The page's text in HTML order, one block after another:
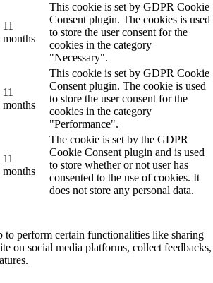
11
months
This cookie is set by GDPR Cookie
Consent plugin. The cookies is used
to store the user consent for the
cookies in the category
"Necessary".
11
months
This cookie is set by GDPR Cookie
Consent plugin. The cookie is used
to store the user consent for the
cookies in the category
"Performance".
11
months
The cookie is set by the GDPR
Cookie Consent plugin and is used
to store whether or not user has
consented to the use of cookies. It
does not store any personal data.
to perform certain functionalities like sharing
on social media platforms, collect feedbacks,